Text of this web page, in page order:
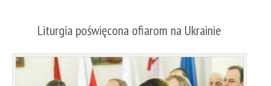
Liturgia poświęcona ofiarom na Ukrainie